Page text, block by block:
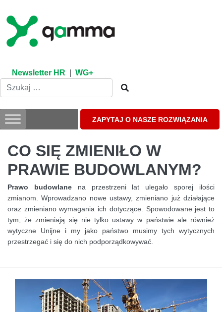
content
Newsletter HR WG+
ZAPYTAJ O NASZE ROZWIĄZANIA
CO SIĘ ZMIENIŁO W
PRAWIE BUDOWLANYM?
Prawo budowlanena przestrzeni lat ulegało sporej ilości
zmianom. Wprowadzano nowe ustawy, zmieniano już działające
oraz zmieniano wymagania ich dotyczące. Spowodowane jest to
tym, że zmieniają się nie tylko ustawy w państwie ale również
wytyczne Unijne i my jako państwo musimy tych wytycznych
przestrzegać i się do nich podporządkowywać.